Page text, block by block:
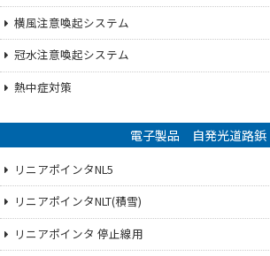
横風注意喚起システム
冠水注意喚起システム
熱中症対策
電子製品 自発光道路鋲
リニアポインタNL5
リニアポインタNLT(積雪)
リニアポインタ 停止線用